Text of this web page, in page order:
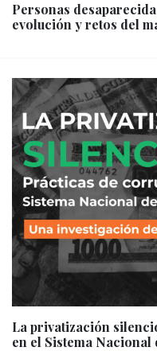
Personas
evolución y retos del
La privatización
en el Sistema Nacional